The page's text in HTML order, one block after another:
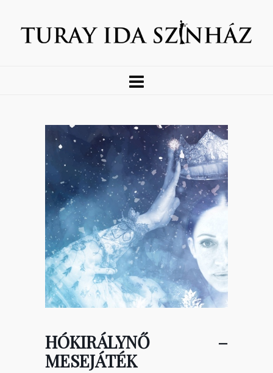
HÓKIRÁLYNŐ –
MESEJÁTÉK